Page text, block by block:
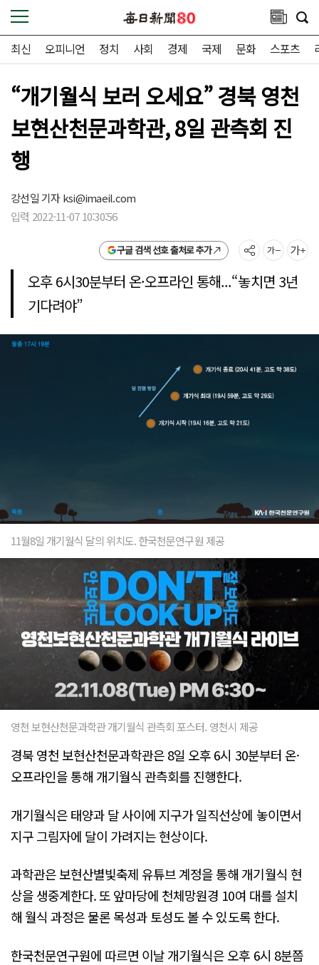
최신 오피니언 정치 사회 경제 국제 문화 스포츠
“개기월식 보러 오세요” 경북 영천
보현산천문과학관, 8일 관측회 진
행
강선일 기자ksi@imaeil.com
입력 2022-11-07 10:30:56
구글 검색 선호 출처로 추가
오후 6시30분부터 온·오프라인 통해...“놓치면 3년
기다려야”
11월8일 개기월식 달의 위치도. 한국천문연구원 제공
영천 보현산천문과학관 개기월식 관측회 포스터. 영천시 제공
경북 영천 보현산천문과학관은 8일 오후 6시 30분부터 온·
오프라인을 통해 개기월식 관측회를 진행한다.
개기월식은 태양과 달 사이에 지구가 일직선상에 놓이면서
지구 그림자에 달이 가려지는 현상이다.
과학관은 보현산별빛축제 유튜브 계정을 통해 개기월식 현
상을 생중계한다. 또 앞마당에 천체망원경 10여 대를 설치
해 월식 과정은 물론 목성과 토성도 볼 수 있도록 한다.
한국천문연구원에 따르면 이날 개기월식은 오후 6시 8분쯤